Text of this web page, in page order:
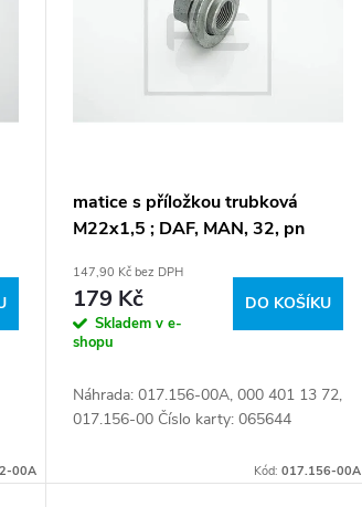
00A
matice s příložkou trubková
M22x1,5 ; DAF, MAN, 32, pn
147,90 Kč bez DPH
179 Kč
Skladem v e-
shopu
DO KOŠÍKU
Náhrada: 017.156-00A, 000 401 13 72,
017.156-00 Číslo karty: 065644
Kód: 017.156-00A